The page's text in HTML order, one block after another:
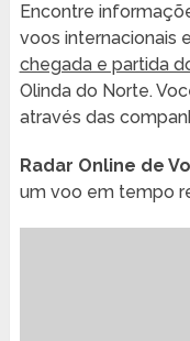
Encontre
voos internacionais
chegada e partida
Olinda do Norte.
através das
Radar Online de
um voo em tempo